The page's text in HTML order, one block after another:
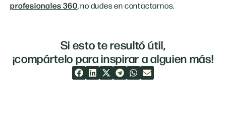
profesionales 360, no dudes en contactarnos.
Si esto te resultó útil,
¡compártelo para inspirar a alguien más!